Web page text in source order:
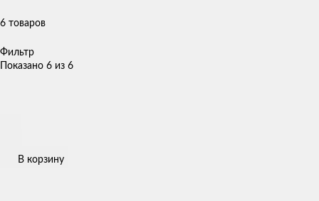
6 товаров
Фильтр
Показано 6 из 6
В корзину